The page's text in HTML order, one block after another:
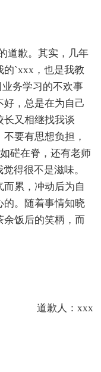
道歉。其实，几年
的`xxx，也是我教
务学习的不欢事
，总是在为自己
长又相继找我谈
要有思想负担，
硭在脊，还有老师
得很不是滋味。
累，冲动后为自
的。随着事情知晓
余饭后的笑柄，而
道歉人：xxx